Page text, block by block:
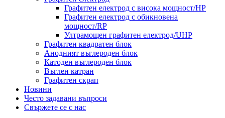
Графитен електрод с висока мощност/HP
Графитен електрод с обикновена
мощност/RP
Ултрамощен графитен електрод/UHP
Графитен квадратен блок
Анодният въглероден блок
Катоден въглероден блок
Въглен катран
Графитен скрап
Новини
Често задавани въпроси
Свържете се с нас